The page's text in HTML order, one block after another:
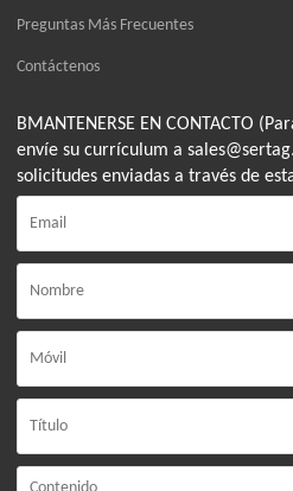
Preguntas Más Frecuentes
Contáctenos
BMANTENERSE EN CONTACTO
envíe su currículum a
solicitudes enviadas a través de